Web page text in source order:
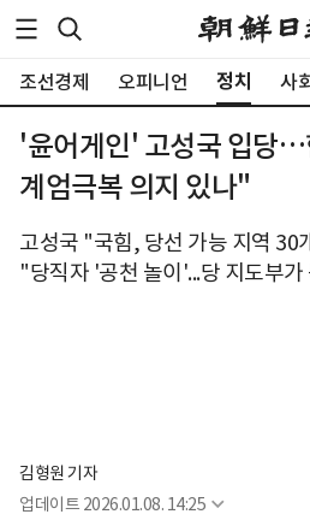
조선경제 오피니언 정치 사
'윤어게인' 고성국 입당
계엄극복 의지 있나"
고성국 "국힘, 당선 가능 지역 30
"당직자 '공천 놀이'...당 지도부
김형원 기자
업데이트 2026.01.08. 14:25